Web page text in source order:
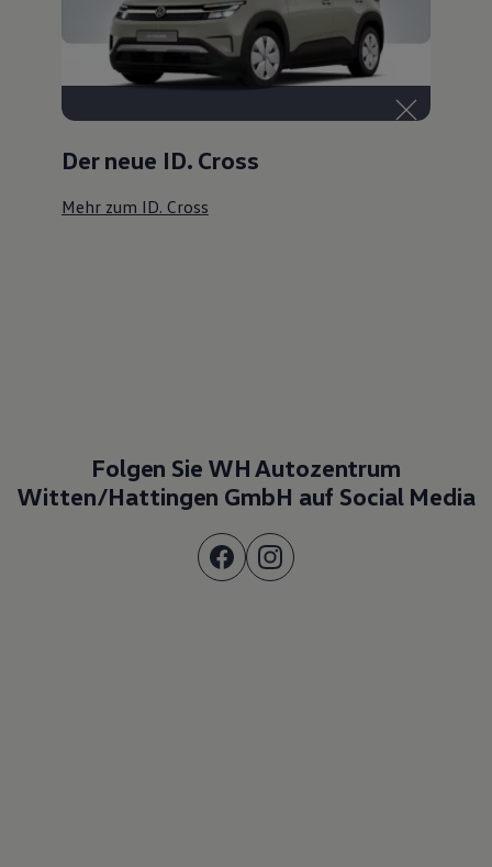
Der neue ID. Cross
Mehr zum ID. Cross
Folgen Sie WH Autozentrum
Witten/Hattingen GmbH auf Social Media